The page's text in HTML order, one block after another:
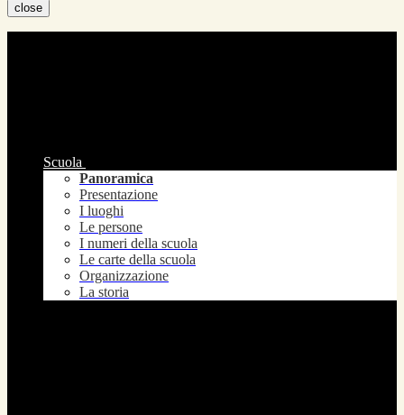
close
Scuola
Panoramica
Presentazione
I luoghi
Le persone
I numeri della scuola
Le carte della scuola
Organizzazione
La storia